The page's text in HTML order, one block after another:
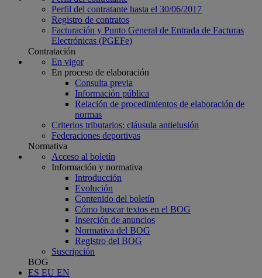
Perfil del contratante hasta el 30/06/2017
Registro de contratos
Facturación y Punto General de Entrada de Facturas
Electrónicas (PGEFe)
Contratación
En vigor
En proceso de elaboración
Consulta previa
Información pública
Relación de procedimientos de elaboración de
normas
Criterios tributarios: cláusula antielusión
Federaciones deportivas
Normativa
Acceso al boletín
Información y normativa
Introducción
Evolución
Contenido del boletín
Cómo buscar textos en el BOG
Inserción de anuncios
Normativa del BOG
Registro del BOG
Suscripción
BOG
ES EU EN